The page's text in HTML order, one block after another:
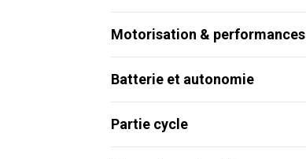
Motorisation & performances
Batterie et autonomie
Partie cycle